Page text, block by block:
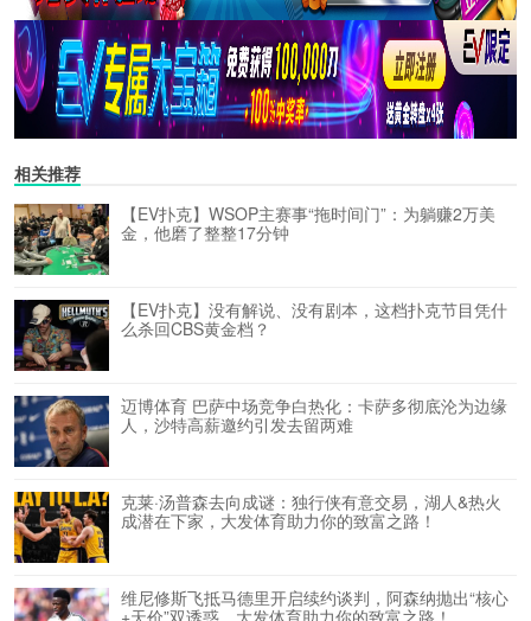
相关推荐
【EV扑克】WSOP主赛事“拖时间门”：为躺赚2万美
金，他磨了整整17分钟
【EV扑克】没有解说、没有剧本，这档扑克节目凭什
么杀回CBS黄金档？
迈博体育 巴萨中场竞争白热化：卡萨多彻底沦为边缘
人，沙特高薪邀约引发去留两难
克莱·汤普森去向成谜：独行侠有意交易，湖人&热火
成潜在下家，大发体育助力你的致富之路！
维尼修斯飞抵马德里开启续约谈判，阿森纳抛出“核心
+天价”双诱惑，大发体育助力你的致富之路！